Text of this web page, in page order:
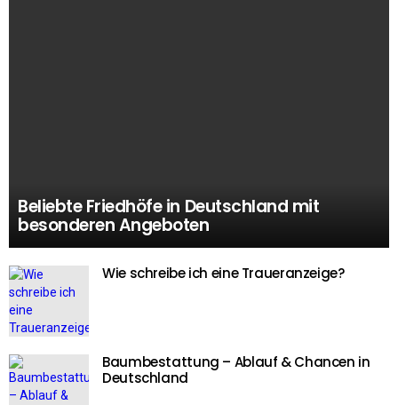
Beliebte Friedhöfe in Deutschland mit
besonderen Angeboten
Wie schreibe ich eine Traueranzeige?
Baumbestattung – Ablauf & Chancen in
Deutschland